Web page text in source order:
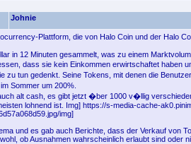
Johnie
Plattform, die von Halo Coin und der Halo
in 12 Minuten gesammelt, was zu einem
dass sie kein Einkommen erwirtschaftet haben
zu tun gedenkt. Seine Tokens, mit denen die
Sommer um 200%.
alt cash, es gibt jetzt �ber 1000 v�llig
lohnend ist. Img] https://s-media-cache-
img]
und es gab auch Berichte, dass der Verkauf von
ob Ausnahmen wahrscheinlich erlaubt sind oder